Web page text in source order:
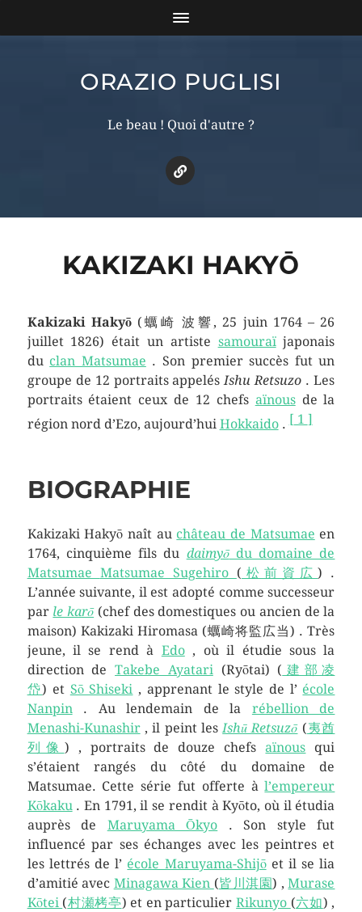
ORAZIO PUGLISI
Le beau ! Quoi d'autre ?
KAKIZAKI HAKYŌ
Kakizaki Hakyō ( 蠣崎 波響 , 25 juin 1764 – 26
juillet 1826) était un artiste samouraïjaponais
du clan Matsumae . Son premier succès fut un
groupe de 12 portraits appelésIshu Retsuzo . Les
portraits étaient ceux de 12 chefs aïnousde la
région nord d’Ezo, aujourd’hui Hokkaido.[ 1 ]
BIOGRAPHIE
Kakizaki Hakyō naît au château de Matsumae en
1764, cinquième fils du daimyōdu domaine de
Matsumae Matsumae Sugehiro ( 松前資広) .
L’année suivante, il est adopté comme successeur
par le karō(chef des domestiques ou ancien de la
maison) Kakizaki Hiromasa (蠣崎将監広当) . Très
jeune, il se rend à Edo, où il étudie sous la
direction deTakebe Ayatari(Ryōtai) ( 建部凌
岱) et Sō Shiseki , apprenant le style de l’ école
Nanpin. Au lendemain de la rébellion de
Menashi-Kunashir, il peint lesIshū Retsuzō(夷酋
列像 ) , portraits de douze chefsaïnous qui
s’étaient rangés du côté du domaine de
Matsumae. Cette série fut offerte àl’empereur
Kōkaku. En 1791, il se rendit à Kyōto, où il étudia
auprès de Maruyama Ōkyo . Son style fut
influencé par ses échanges avec les peintres et
les lettrés de l’ école Maruyama-Shijōet il se lia
d’amitié avec Minagawa Kien (皆川淇園) ,Murase
Kōtei (村瀬栲亭) et en particulierRikunyo (六如) ,